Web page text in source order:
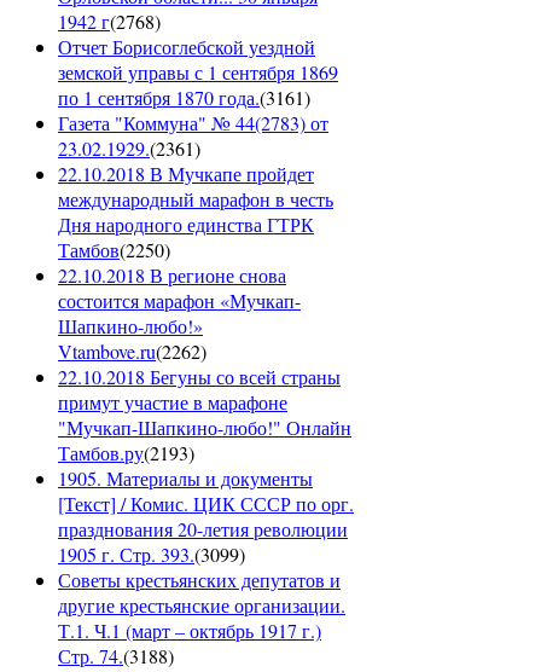
1942 г(2768)
Отчет Борисоглебской уездной
земской управы с 1 сентября 1869
по 1 сентября 1870 года.(3161)
Газета "Коммуна" № 44(2783) от
23.02.1929.(2361)
22.10.2018 В Мучкапе пройдет
международный марафон в честь
Дня народного единства ГТРК
Тамбов(2250)
22.10.2018 В регионе снова
состоится марафон «Мучкап-
Шапкино-любо!»
Vtambove.ru(2262)
22.10.2018 Бегуны со всей страны
примут участие в марафоне
"Мучкап-Шапкино-любо!" Онлайн
Тамбов.ру(2193)
1905. Материалы и документы
[Текст] / Комис. ЦИК СССР по орг.
празднования 20-летия революции
1905 г. Стр. 393.(3099)
Советы крестьянских депутатов и
другие крестьянские организации.
Т.1. Ч.1 (март – октябрь 1917 г.)
Стр. 74.(3188)